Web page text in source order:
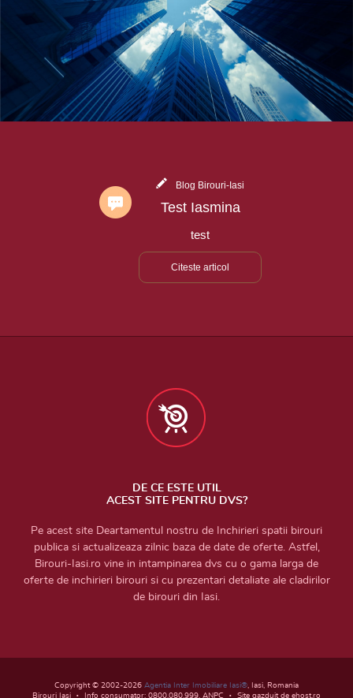
Blog Birouri-Iasi
Test Iasmina
test
Citeste articol
DE CE ESTE UTIL
ACEST SITE PENTRU DVS?
Pe acest site Deartamentul nostru de Inchirieri spatii birouri
publica si actualizeaza zilnic baza de date de oferte. Astfel,
Birouri-Iasi.ro vine in intampinarea dvs cu o gama larga de
oferte de inchirieri birouri si cu prezentari detaliate ale cladirilor
de birouri din Iasi.
Copyright © 2002-2026 Agentia Inter Imobiliare Iasi® , Iasi, Romania
Birouri Iasi
Info consumator: 0800.080.999, ANPC Site gazduit de ehost.ro